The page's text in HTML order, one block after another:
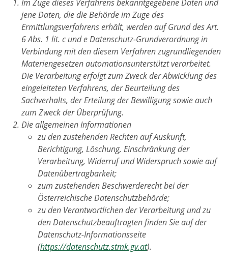
Im Zuge dieses Verfahrens bekanntgegebene Daten und
jene Daten, die die Behörde im Zuge des
Ermittlungsverfahrens erhält, werden auf Grund des Art.
6 Abs. 1 lit. c und e Datenschutz-Grundverordnung in
Verbindung mit den diesem Verfahren zugrundliegenden
Materiengesetzen automationsunterstützt verarbeitet.
Die Verarbeitung erfolgt zum Zweck der Abwicklung des
eingeleiteten Verfahrens, der Beurteilung des
Sachverhalts, der Erteilung der Bewilligung sowie auch
zum Zweck der Überprüfung.
Die allgemeinen Informationen
zu den zustehenden Rechten auf Auskunft,
Berichtigung, Löschung, Einschränkung der
Verarbeitung, Widerruf und Widerspruch sowie auf
Datenübertragbarkeit;
zum zustehenden Beschwerderecht bei der
Österreichische Datenschutzbehörde;
zu den Verantwortlichen der Verarbeitung und zu
den Datenschutzbeauftragten finden Sie auf der
Datenschutz-Informationsseite
(https://datenschutz.stmk.gv.at).